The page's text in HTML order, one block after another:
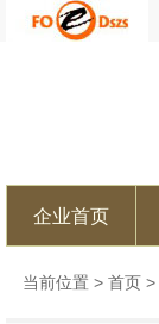
企业首页
当前位置 > 首页 >